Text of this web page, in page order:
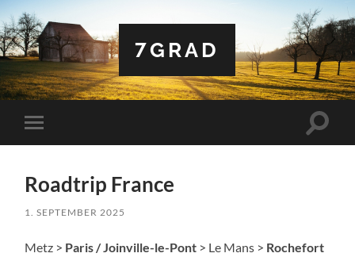
7GRAD
Mobile-
Menü
Roadtrip France
1. SEPTEMBER 2025
Metz > Paris / Joinville-le-Pont > Le Mans > Rochefort